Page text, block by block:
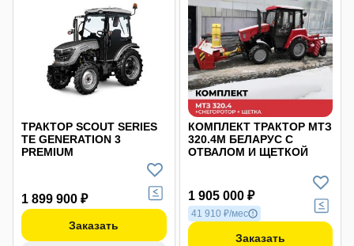
ТРАКТОР SCOUT SERIES
TE GENERATION 3
PREMIUM
1 899 900 ₽
Заказать
КОМПЛЕКТ ТРАКТОР МТЗ
320.4М БЕЛАРУС С
ОТВАЛОМ И ЩЕТКОЙ
1 905 000 ₽
41 910 ₽/мес
Заказать